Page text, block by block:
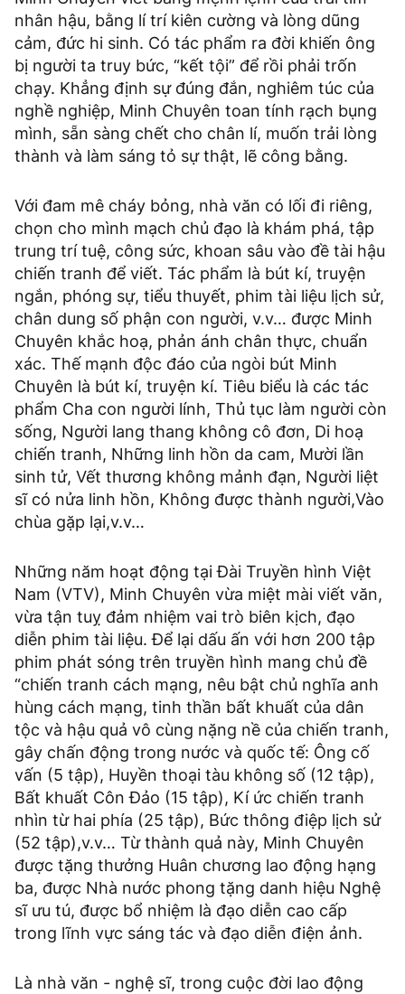
nhân hậu, bằng lí trí kiên cường và lòng dũng
cảm, đức hi sinh. Có tác phẩm ra đời khiến ông
bị người ta truy bức, “kết tội” để rồi phải trốn
chạy. Khẳng định sự đúng đắn, nghiêm túc của
nghề nghiệp, Minh Chuyên toan tính rạch bụng
mình, sẵn sàng chết cho chân lí, muốn trải lòng
thành và làm sáng tỏ sự thật, lẽ công bằng.
Với đam mê cháy bỏng, nhà văn có lối đi riêng,
chọn cho mình mạch chủ đạo là khám phá, tập
trung trí tuệ, công sức, khoan sâu vào đề tài hậu
chiến tranh để viết. Tác phẩm là bút kí, truyện
ngắn, phóng sự, tiểu thuyết, phim tài liệu lịch sử,
chân dung số phận con người, v.v… được Minh
Chuyên khắc hoạ, phản ánh chân thực, chuẩn
xác. Thế mạnh độc đáo của ngòi bút Minh
Chuyên là bút kí, truyện kí. Tiêu biểu là các tác
phẩm Cha con người lính, Thủ tục làm người còn
sống, Người lang thang không cô đơn, Di hoạ
chiến tranh, Những linh hồn da cam, Mười lần
sinh tử, Vết thương không mảnh đạn, Người liệt
sĩ có nửa linh hồn, Không được thành người,Vào
chùa gặp lại,v.v…
Những năm hoạt động tại Đài Truyền hình Việt
Nam (VTV), Minh Chuyên vừa miệt mài viết văn,
vừa tận tuỵ đảm nhiệm vai trò biên kịch, đạo
diễn phim tài liệu. Để lại dấu ấn với hơn 200 tập
phim phát sóng trên truyền hình mang chủ đề
“chiến tranh cách mạng, nêu bật chủ nghĩa anh
hùng cách mạng, tinh thần bất khuất của dân
tộc và hậu quả vô cùng nặng nề của chiến tranh,
gây chấn động trong nước và quốc tế: Ông cố
vấn (5 tập), Huyền thoại tàu không số (12 tập),
Bất khuất Côn Đảo (15 tập), Kí ức chiến tranh
nhìn từ hai phía (25 tập), Bức thông điệp lịch sử
(52 tập),v.v… Từ thành quả này, Minh Chuyên
được tặng thưởng Huân chương lao động hạng
ba, được Nhà nước phong tặng danh hiệu Nghệ
sĩ ưu tú, được bổ nhiệm là đạo diễn cao cấp
trong lĩnh vực sáng tác và đạo diễn điện ảnh.
Là nhà văn - nghệ sĩ, trong cuộc đời lao động